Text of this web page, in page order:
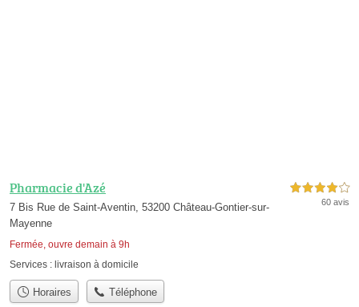
Pharmacie d'Azé
7 Bis Rue de Saint-Aventin, 53200 Château-Gontier-sur-
Mayenne
Fermée, ouvre demain à 9h
4,0 étoiles sur 5
60 avis
Services : livraison à domicile
Horaires Téléphone